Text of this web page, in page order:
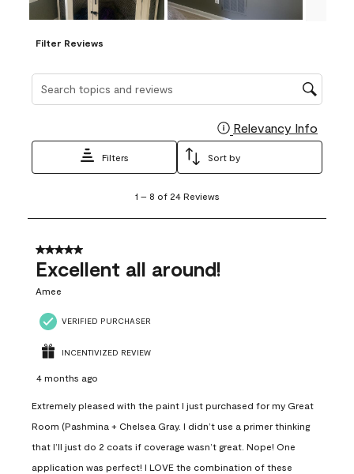
Filter Reviews
Relevancy Info
Filters Sort by
8
24
Reviews
1 – 8 of 24 Reviews
5 out of 5 stars.
Excellent all around!
Amee
VERIFIED PURCHASER
INCENTIVIZED REVIEW
4 months ago
Extremely pleased with the paint I just purchased for my Great
Room (Pashmina + Chelsea Gray. I didn’t use a primer thinking
that I’ll just do 2 coats if coverage wasn’t great. Nope! One
application was perfect! I LOVE the combination of these